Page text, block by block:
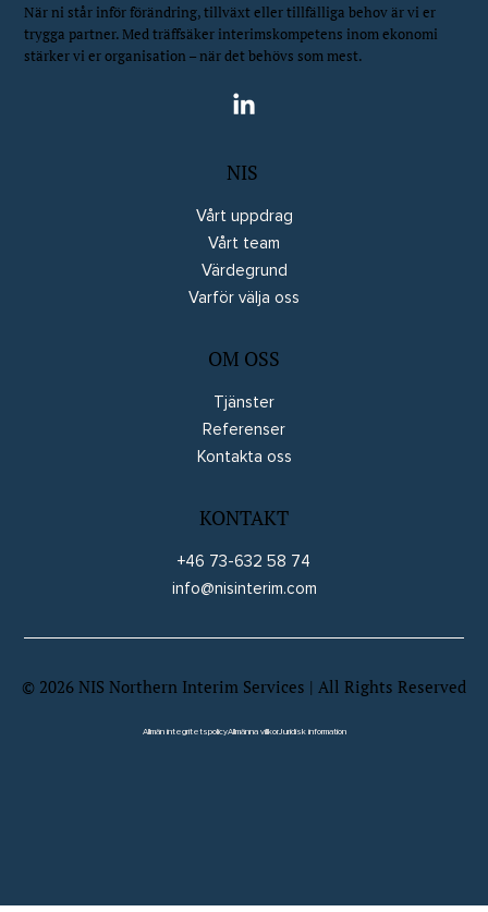
© 2026 NIS Northern Interim Services | All Rights Reserved
Allmän integritetspolicyAllmänna villkorJuridisk information
När ni står inför förändring, tillväxt eller tillfälliga behov är vi er
trygga partner. Med träffsäker interimskompetens inom ekonomi
stärker vi er organisation – när det behövs som mest.
NIS
Vårt uppdrag
Vårt team
Värdegrund
Varför välja oss
OM OSS
Tjänster
Referenser
Kontakta oss
KONTAKT
+46 73-632 58 74
info@nisinterim.com